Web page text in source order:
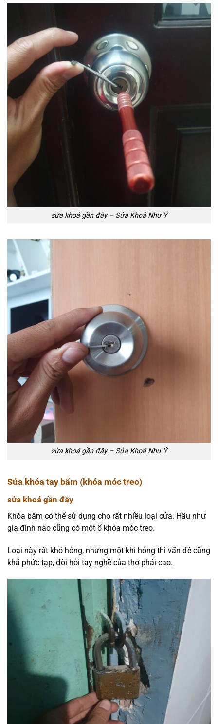
sửa khoá gần đây – Sửa Khoá Như Ý
sửa khoá gần đây – Sửa Khoá Như Ý
Sửa khóa tay bấm (khóa móc treo)
sửa khoá gần đây
Khóa bấm có thể sử dụng cho rất nhiều loại cửa. Hầu như
gia đình nào cũng có một ổ khóa móc treo.
Loại này rất khó hỏng, nhưng một khi hỏng thì vấn đề cũng
khá phức tạp, đòi hỏi tay nghề của thợ phải cao.